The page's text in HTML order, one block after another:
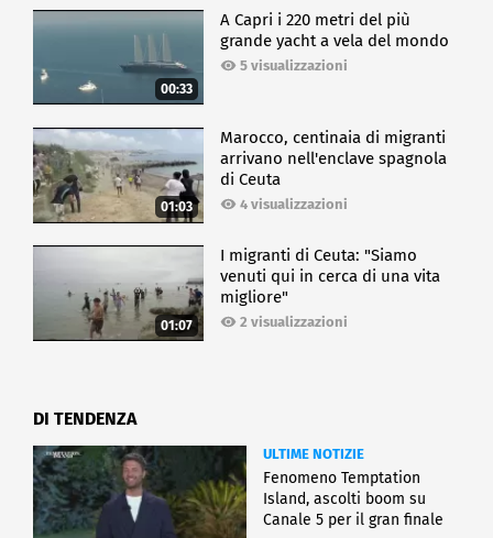
00:33
A Capri i 220 metri del più
grande yacht a vela del mondo
5 visualizzazioni
01:03
Marocco, centinaia di migranti
arrivano nell'enclave spagnola
di Ceuta
4 visualizzazioni
01:07
I migranti di Ceuta: "Siamo
venuti qui in cerca di una vita
migliore"
2 visualizzazioni
DI TENDENZA
ULTIME NOTIZIE
Fenomeno Temptation
Island, ascolti boom su
Canale 5 per il gran finale